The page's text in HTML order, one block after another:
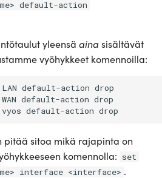
default-action
yleensä aina sisältävät
vyöhykkeet komennoilla:
default-action drop
default-action drop
pitää sitoa mikä rajapinta on
komennolla: set
interface <interface> .